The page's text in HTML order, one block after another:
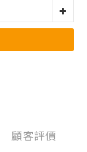
顧客評價